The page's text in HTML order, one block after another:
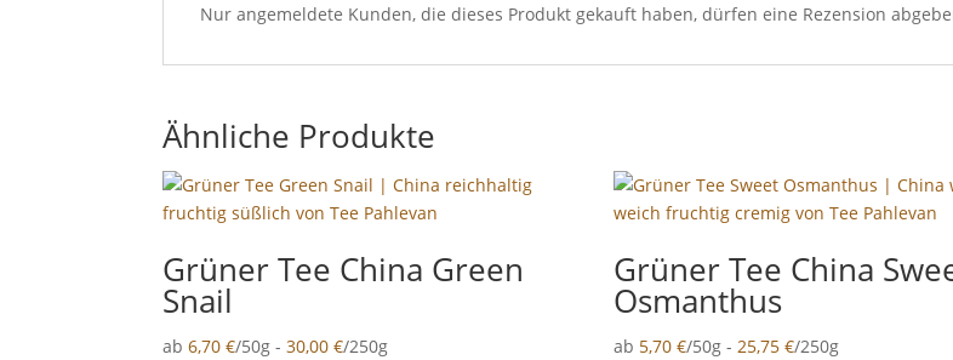
Nur angemeldete Kunden, die dieses Produkt gekauft haben, dürfen eine Rezension
Ähnliche Produkte
Grüner Tee China Green
Snail
ab6,70€/50g -30,00€/250g
Grüner Tee China
Osmanthus
ab 5,70 €/50g - 25,75 €/250g